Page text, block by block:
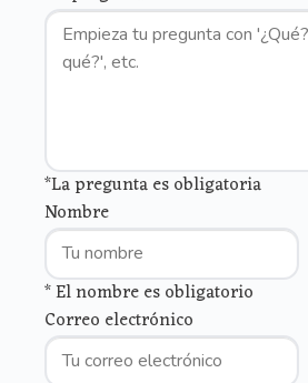
*La pregunta es obligatoria
Nombre
* El nombre es obligatorio
Correo electrónico